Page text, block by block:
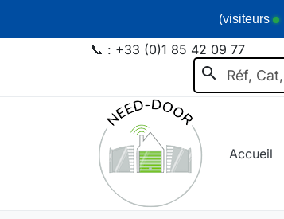
(visiteurs
search
📞 : +33 (0)1 85 42 09 77
Accueil